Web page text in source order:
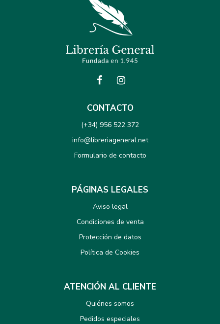
CONTACTO
(+34) 956 522 372
info@libreriageneral.net
Formulario de contacto
PÁGINAS LEGALES
Aviso legal
Condiciones de venta
Protección de datos
Política de Cookies
ATENCIÓN AL CLIENTE
Quiénes somos
Pedidos especiales